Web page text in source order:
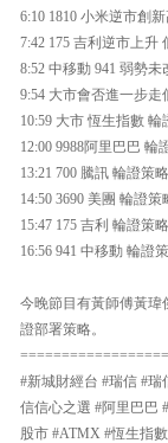
6:10 1810 小米逆市創
7:42 175 吉利逆市上升
8:52 中移動 941 弱勢未
9:54 大市會否進一步走
10:59 大市 恆生指數 輪
12:00 9988阿里巴巴 輪
13:21 700 騰訊 輪證策
14:50 3690 美團 輪證策
15:47 175 吉利 輪證策
16:56 941 中移動 輪證
今晚節目有黃師傅黃瑋
證部署策略。
#新城財經台 #瑞信 #瑞
信信心之選 #阿里巴巴
股市 #ATMX #恆生指